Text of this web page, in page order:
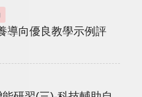
導向優良教學示例評